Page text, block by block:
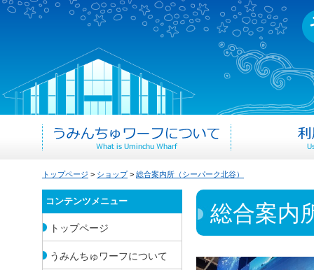
トップページ > ショップ> 総合案内所（シーパーク北谷）
総合案内
コンテンツメニュー
トップページ
うみんちゅワーフについて